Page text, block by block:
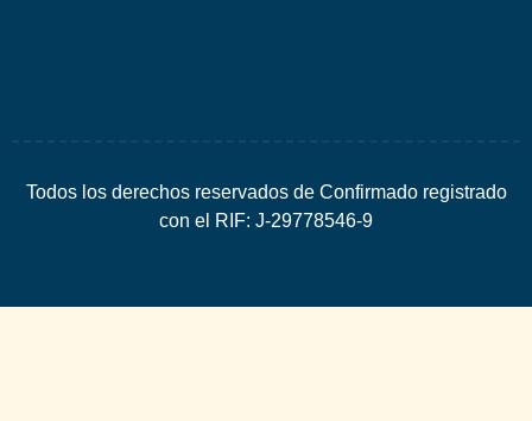
Todos los derechos reservados de Confirmado registrado
con el RIF: J-29778546-9